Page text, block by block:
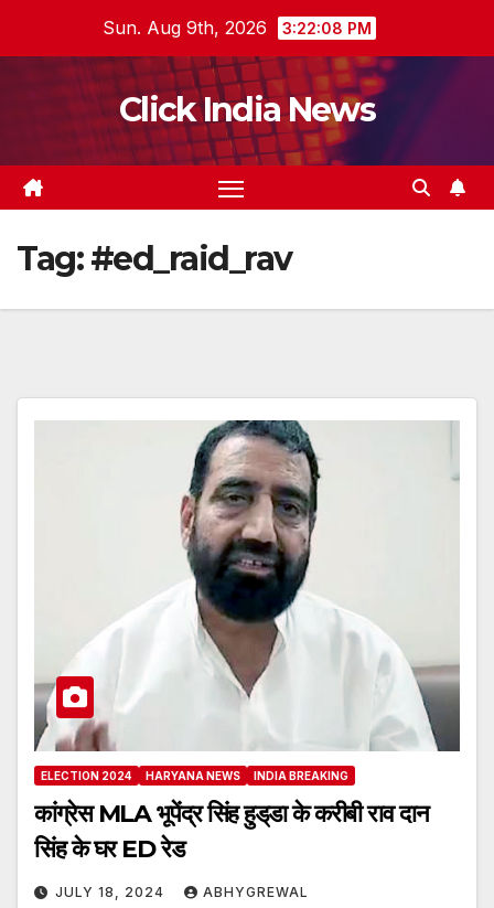
Sun. Aug 9th, 2026 3:22:09 PM
Click India News
Tag:#ed_raid_rav
ELECTION 2024 HARYANA NEWS INDIA BREAKING
कांग्रेस MLA भूपेंद्र सिंह हुड्‌डा के करीबी राव दान
सिंह के घर ED रेड
JULY 18, 2024 ABHYGREWAL